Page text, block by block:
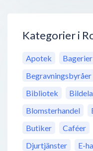
Kategorier i
Apotek Bagerier
Begravningsbyråer
Bibliotek
Blomsterhandel
Butiker
Caféer
Djurtjänster
E-